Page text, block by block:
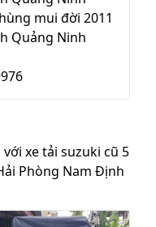
mui đời 2011
Quảng Ninh
xe tải suzuki cũ 5
Phòng Nam Định